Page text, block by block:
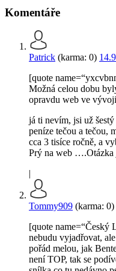
Komentáře
Patrick (karma: 0)
[quote
Možná celou dobu
opravdu web ve
já ti nevím, jsi už
peníze tečou a tečou,
cca 3 tisíce ročně, a
Prý na web ….Otázka
|
Tommy909 (karma: 0)
[quote name=“Český
nebudu vyjadřovat,
pořád melou, jak
není TOP, tak se